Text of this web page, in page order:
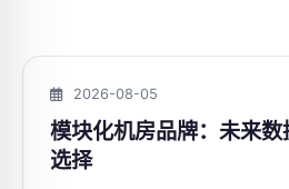
2026-08-05
模块化机房品牌：未来
选择